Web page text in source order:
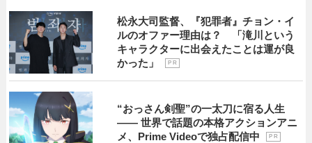
松永大司監督、『犯罪者』チョン・イ
ルのオファー理由は？ 「滝川という
キャラクターに出会えたことは運が良
かった」
P R
“おっさん剣聖”の一太刀に宿る人生
―― 世界で話題の本格アクションアニ
メ、Prime Videoで独占配信中
P R